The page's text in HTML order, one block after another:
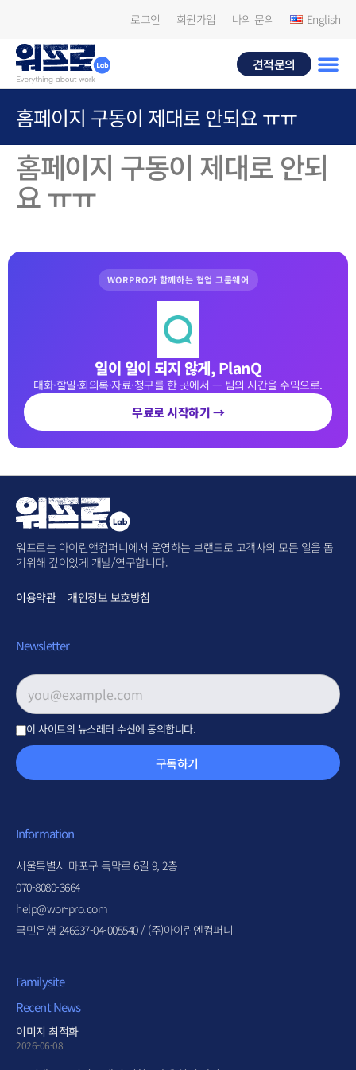
로그인 회원가입 나의 문의 English
견적문의
홈페이지 구동이 제대로 안되요 ㅠㅠ
홈페이지 구동이 제대로 안되
요 ㅠㅠ
WORPRO가 함께하는 협업 그룹웨어
일이 일이 되지 않게, PlanQ
대화·할일·회의록·자료·청구를 한 곳에서 — 팀의 시간을 수익으로.
무료로 시작하기 →
워프로는 아이린앤컴퍼니에서 운영하는 브랜드로 고객사의 모든 일을 돕
기위해 깊이있게 개발/연구합니다.
이용약관 개인정보 보호방침
Newsletter
이메일 주소*
이 사이트의 뉴스레터 수신에 동의합니다.
구독하기
Information
서울특별시 마포구 독막로 6길 9, 2층
070-8080-3664
help@wor-pro.com
국민은행 246637-04-005540 / (주)아이린엔컴퍼니
Familysite
Recent News
이미지 최적화
2026-06-08